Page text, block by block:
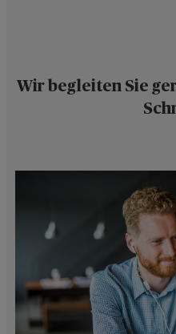
Wir begleiten Sie